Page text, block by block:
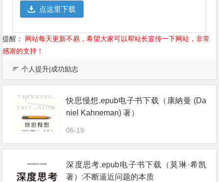
点这里下载
提醒：
网站每天更新不易，希望大家可以帮站长宣传一下网站，非常
感谢的支持！
个人提升|成功励志
快思慢想.epub电子书下载（康納曼 (Da
niel Kahneman) 著）
06-19
深度思考.epub电子书下载（莫琳·希凯
著）:不断逼近问题的本质